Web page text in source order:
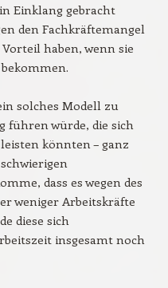
Einklang gebracht
den Fachkräftemangel
haben, wenn sie
solches Modell zu
führen würde, die sich
könnten – ganz
dass es wegen des
weniger Arbeitskräfte
diese sich
insgesamt noch